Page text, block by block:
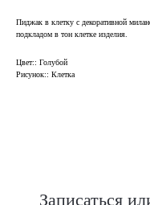
Пиджак в клетку с декоративной
подкладом в тон клетке изделия.
Цвет:: Голубой
Рисунок:: Клетка
Записаться
Какую ткань выбрать?
костюм для